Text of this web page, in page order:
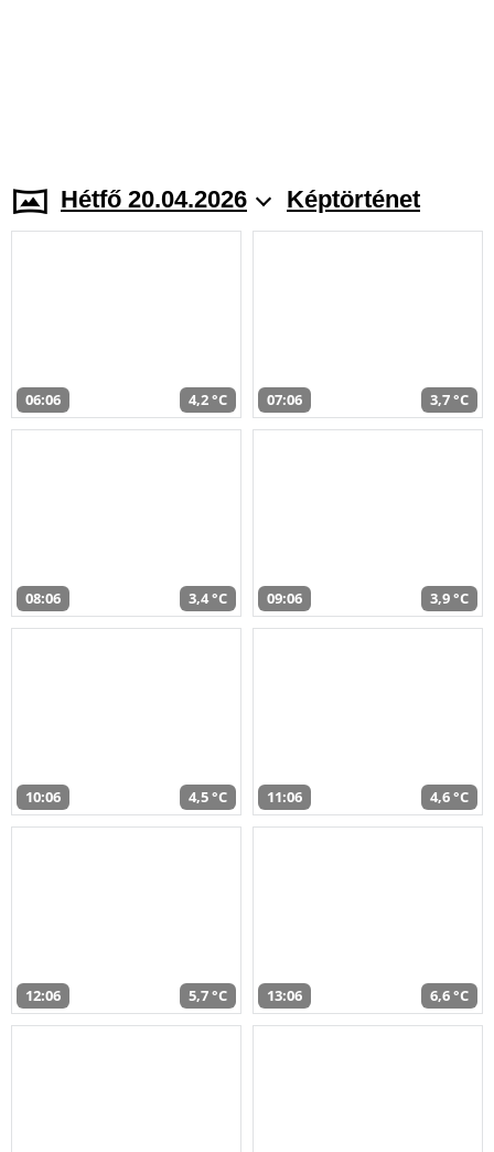
Hétfő 20.04.2026 Képtörténet
06:06 4,2 °C 07:06 3,7 °C
08:06 3,4 °C 09:06 3,9 °C
10:06 4,5 °C 11:06 4,6 °C
12:06 5,7 °C 13:06 6,6 °C